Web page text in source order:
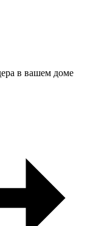
в вашем доме